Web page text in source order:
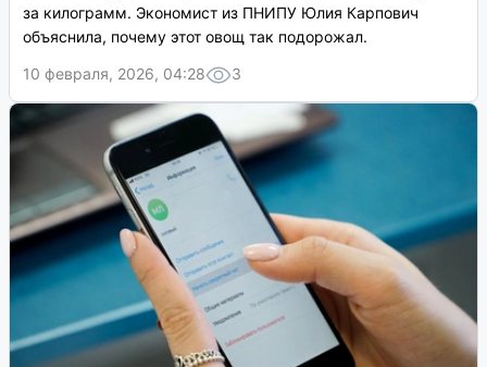
за килограмм. Экономист из ПНИПУ Юлия Карпович
объяснила, почему этот овощ так подорожал.
10 февраля, 2026, 04:28
3